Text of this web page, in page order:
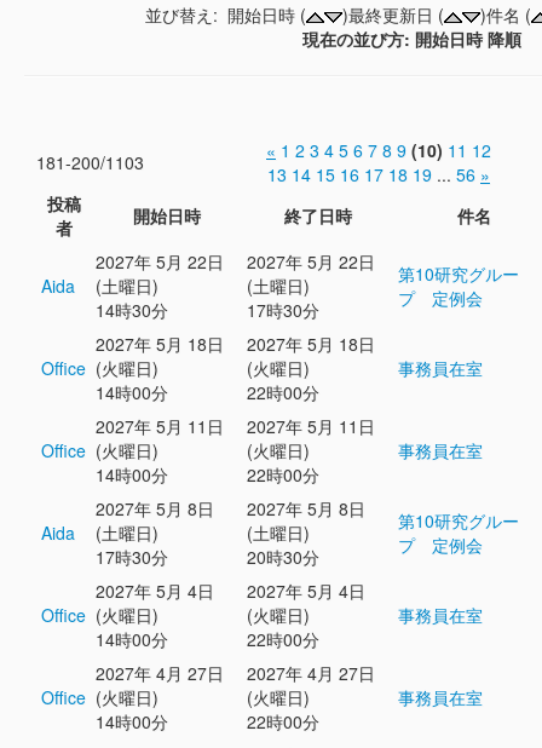
並び替え: 開始日時 ( )最終更新日 (
)件名 (
現在の並び方: 開始日時 降順
181-200/1103 « 1 2 3 4 5 6 7 8 9 (10) 11 12
13 14 15 16 17 18 19 ... 56 »
投稿
者
開始日時 終了日時 件名
Aida
2027年 5月 22日
(土曜日)
14時30分
2027年 5月 22日
(土曜日)
17時30分
第10研究グルー
プ 定例会
Office
2027年 5月 18日
(火曜日)
14時00分
2027年 5月 18日
(火曜日)
22時00分
事務員在室
Office
2027年 5月 11日
(火曜日)
14時00分
2027年 5月 11日
(火曜日)
22時00分
事務員在室
Aida
2027年 5月 8日
(土曜日)
17時30分
2027年 5月 8日
(土曜日)
20時30分
第10研究グルー
プ 定例会
Office
2027年 5月 4日
(火曜日)
14時00分
2027年 5月 4日
(火曜日)
22時00分
事務員在室
Office
2027年 4月 27日
(火曜日)
14時00分
2027年 4月 27日
(火曜日)
22時00分
事務員在室